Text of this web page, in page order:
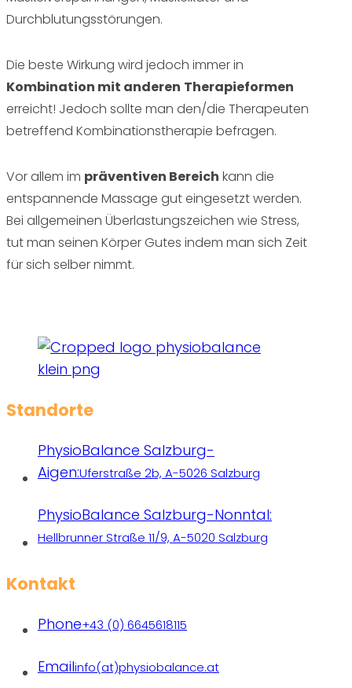
Durchblutungsstörungen.
Die beste Wirkung wird jedoch immer in
Kombination mit anderen Therapieformen
erreicht! Jedoch sollte man den/die Therapeuten
betreffend Kombinationstherapie befragen.
Vor allem im präventiven Bereich kann die
entspannende Massage gut eingesetzt werden.
Bei allgemeinen Überlastungszeichen wie Stress,
tut man seinen Körper Gutes indem man sich Zeit
für sich selber nimmt.
Standorte
PhysioBalance Salzburg-
Aigen:Uferstraße 2b, A-5026 Salzburg
PhysioBalance Salzburg-Nonntal:
Hellbrunner Straße 11/9, A-5020 Salzburg
Kontakt
Phone+43 (0) 6645618115
Emailinfo(at)physiobalance.at